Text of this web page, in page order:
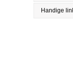
Handige